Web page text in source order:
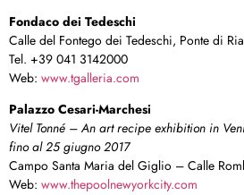
Fondaco dei Tedeschi
Calle del Fontego dei Tedeschi, Ponte di
Tel. +39 041 3142000
Web: www.tgalleria.com
Palazzo Cesari-Marchesi
Vitel Tonné – An art recipe exhibition in
fino al 25 giugno 2017
Campo Santa Maria del Giglio – Calle
Web: www.thepoolnewyorkcity.com